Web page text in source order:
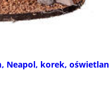
Neapol, korek,